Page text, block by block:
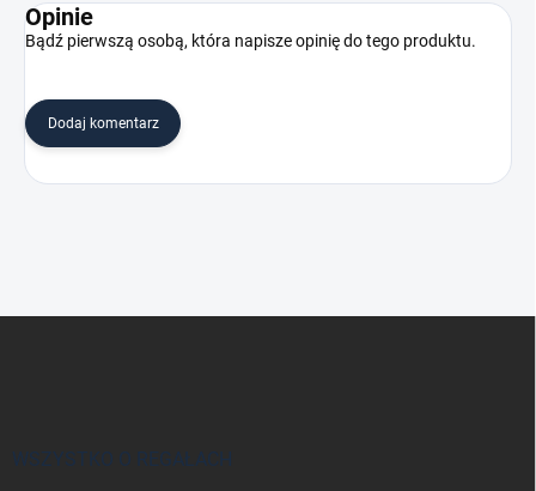
Opinie
Bądź pierwszą osobą, która napisze opinię do tego produktu.
Dodaj komentarz
WSZYSTKO O REGAŁACH